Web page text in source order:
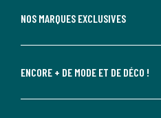
NOS MARQUES EXCLUSIVES
ENCORE + DE MODE ET DE DÉCO !